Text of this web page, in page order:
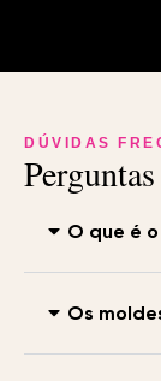
DÚVIDAS
O que é
Os